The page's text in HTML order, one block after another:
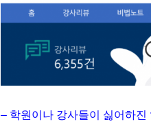
– 학원이나 강사들이 싫어하진